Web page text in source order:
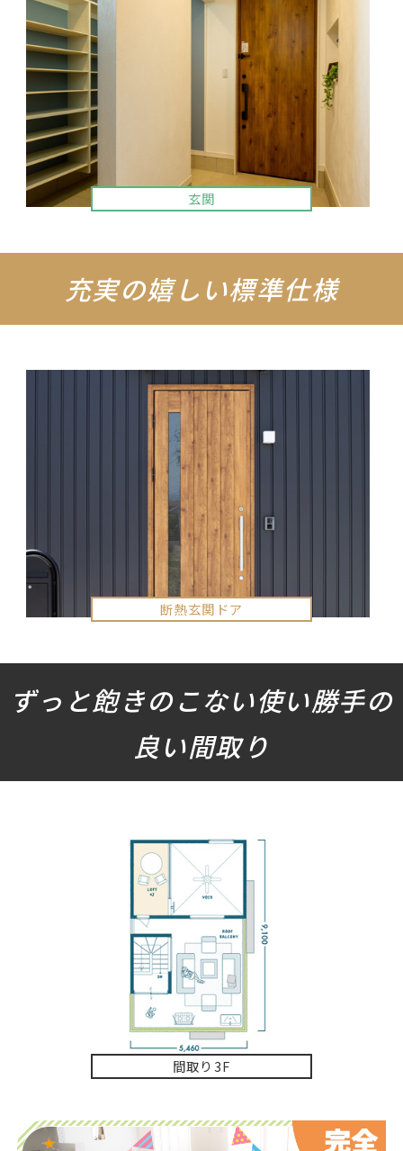
リビング
充実の嬉しい標準仕様
LEDスポットライト
ずっと飽きのこない使い勝手の
良い間取り
パース正面